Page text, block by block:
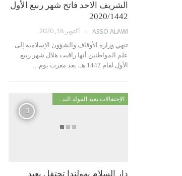
الشريف الاحد فاتح شهر ربيع الأول
2020/1442
ASSO ALAWI أكتوبر 18, 2020
تنهي وزارة الأوقاف والشؤون الإسلامية إلى
علم المواطنين أنها راقبت هلال شهر ربيع
الأول لعام 1442 هـ، بعد مغرب يوم…
دار السلام بهولندا تحتفل بعيد